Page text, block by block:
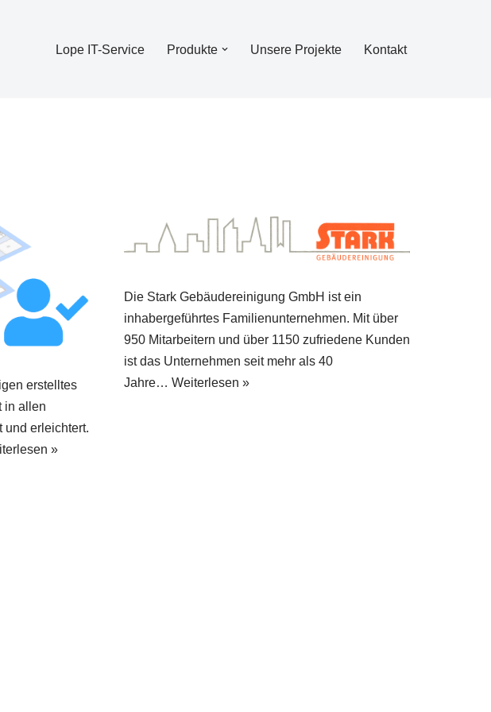
Lope IT-Service Produkte Unsere Projekte Kontakt
erstelltes
in allen
und erleichtert.
»
Die Stark Gebäudereinigung GmbH ist ein
inhabergeführtes Familienunternehmen. Mit über
950 Mitarbeitern und über 1150 zufriedene Kunden
ist das Unternehmen seit mehr als 40
Jahre… Weiterlesen »